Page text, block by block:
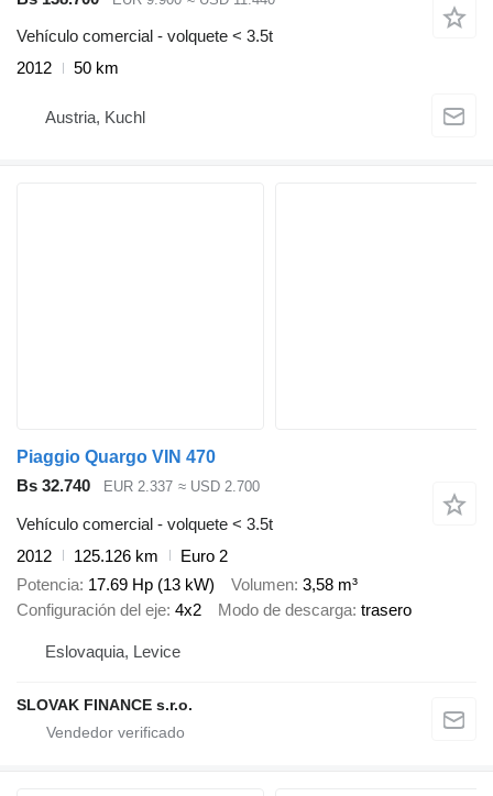
Vehículo comercial - volquete < 3.5t
2012
50 km
Austria, Kuchl
Piaggio Quargo VIN 470
Bs 32.740
EUR 2.337 ≈ USD 2.700
Vehículo comercial - volquete < 3.5t
2012
125.126 km
Euro 2
Potencia 17.69 Hp (13 kW) Volumen 3,58 m³
Configuración del eje 4x2 Modo de descarga trasero
Eslovaquia, Levice
SLOVAK FINANCE s.r.o.